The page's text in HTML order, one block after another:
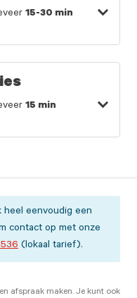
15-30 min
15 min
heel eenvoudig een
contact op met onze
(lokaal tarief).
afspraak maken. Je kunt ook